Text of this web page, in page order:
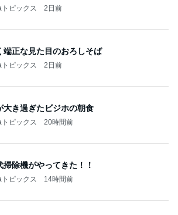
ピックス 2日前
端正な見た目のおろしそば
ピックス 2日前
大き過ぎたビジホの朝食
ピックス 20時間前
掃除機がやってきた！！
ピックス 14時間前